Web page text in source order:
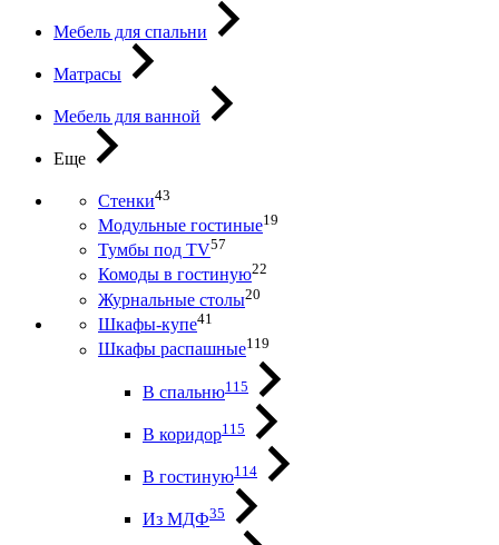
Мебель для спальни
Матрасы
Мебель для ванной
Еще
Стенки43
Модульные гостиные19
Тумбы под ТV57
Комоды в гостиную22
Журнальные столы20
Шкафы-купе41
Шкафы распашные119
В спальню115
В коридор115
В гостиную114
Из МДФ35